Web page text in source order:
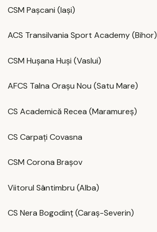
CSM Pașcani (Iași)
ACS Transilvania Sport Academy (Bihor)
CSM Hușana Huși (Vaslui)
AFCS Talna Orașu Nou (Satu Mare)
CS Academică Recea (Maramureș)
CS Carpați Covasna
CSM Corona Brașov
Viitorul Sântimbru (Alba)
CS Nera Bogodinț (Caraș-Severin)